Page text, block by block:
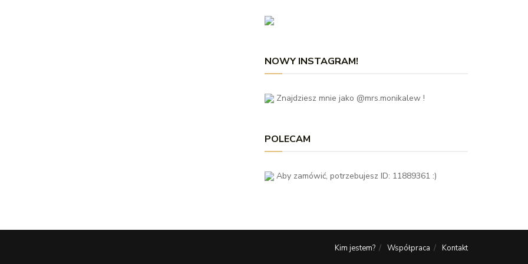
NOWY INSTAGRAM!
Znajdziesz mnie jako @mrs.monikalew !
POLECAM
Aby zamówić, potrzebujesz ID: 11889361 :)
Kim jestem? Współpraca Kontakt